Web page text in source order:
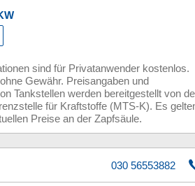
sind für Privatanwender kostenlos.
Gewähr. Preisangaben und
Tankstellen werden bereitgestellt von
für Kraftstoffe (MTS-K). Es
Preise an der Zapfsäule.